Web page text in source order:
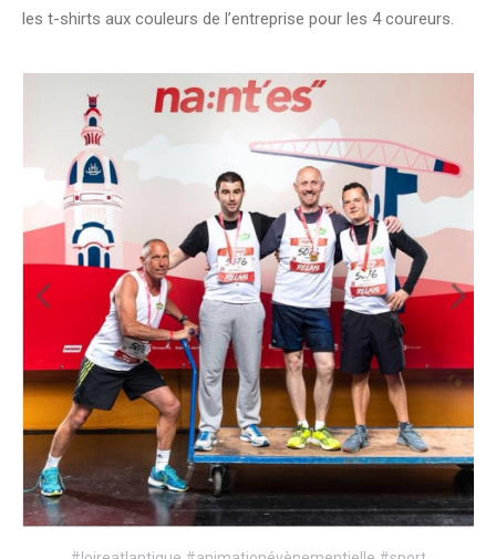
les t-shirts aux couleurs de l’entreprise pour les 4 coureurs.